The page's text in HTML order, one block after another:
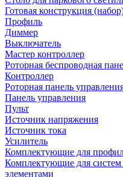
Готовая конструкция
Профиль
Диммер
Выключатель
Мастер контроллер
Роторная беспроводная
Контроллер
Роторная панель
Панель управления
Пульт
Источник напряжения
Источник тока
Усилитель
Комплектующие для
Комплектующие для
элементами